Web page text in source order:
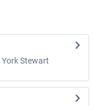
Stewart